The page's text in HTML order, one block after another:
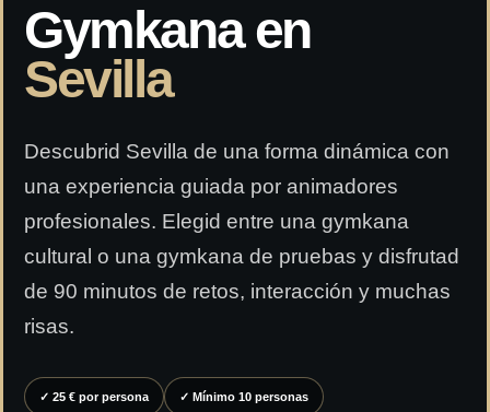
Gymkana en
Sevilla
Descubrid Sevilla de una forma dinámica con
una experiencia guiada por animadores
profesionales. Elegid entre una gymkana
cultural o una gymkana de pruebas y disfrutad
de 90 minutos de retos, interacción y muchas
risas.
✓ 25 € por persona ✓ Mínimo 10 personas